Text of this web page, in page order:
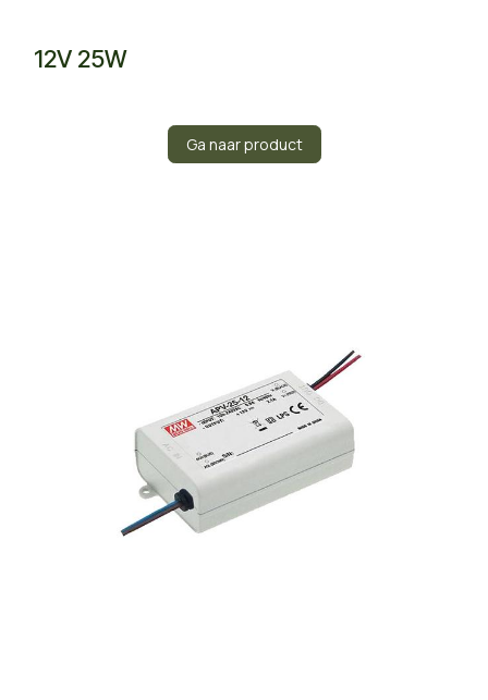
12V 25W
Ga naar product